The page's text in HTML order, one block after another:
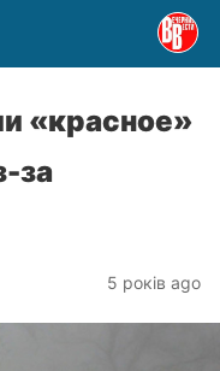
«красное»
за
5 років ago